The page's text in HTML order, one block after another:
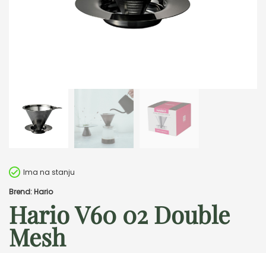
Ima na stanju
Brend: Hario
Hario V60 02 Double
Mesh